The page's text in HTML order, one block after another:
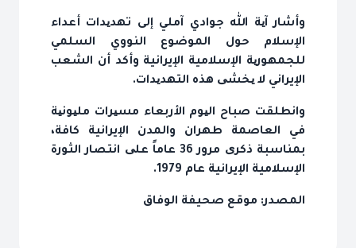
وأشار آیة الله جوادي آملي إلى تهدیدات أعداء
الإسلام حول الموضوع النووي السلمي
للجمهوریة الإسلامية الإيرانية وأكد أن الشعب
الإيراني لا یخشی هذه التهدیدات.
وانطلقت صباح الیوم الأربعاء مسیرات ملیونیة
في العاصمة طهران والمدن الإيرانية كافة،
بمناسبة ذكری مرور 36 عاماً علی انتصار الثورة
الإسلامية الإيرانية عام 1979.
المصدر: موقع صحيفة الوفاق